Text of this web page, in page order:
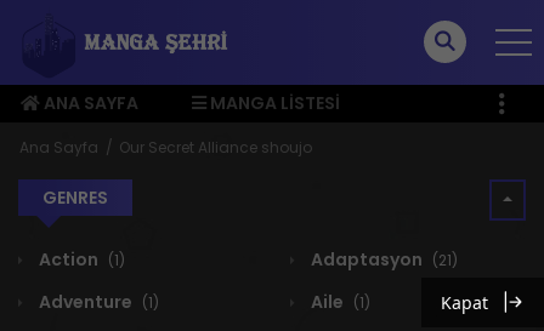
ANA SAYFA
MANGA LISTESI
ÜYE MENÜSÜ
Ana Sayfa Our Secret Alliance shoujo
GENRES
Action (1) Adaptasyon (21)
Adventure (1) Aile (1) Kapat